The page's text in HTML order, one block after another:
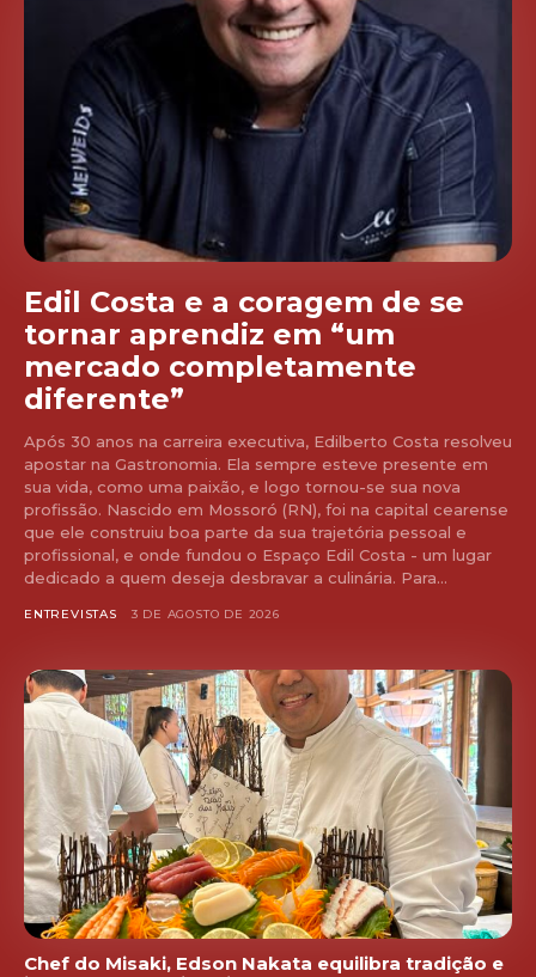
Edil Costa e a coragem de se
tornar aprendiz em “um
mercado completamente
diferente”
Após 30 anos na carreira executiva, Edilberto Costa resolveu
apostar na Gastronomia. Ela sempre esteve presente em
sua vida, como uma paixão, e logo tornou-se sua nova
profissão. Nascido em Mossoró (RN), foi na capital cearense
que ele construiu boa parte da sua trajetória pessoal e
profissional, e onde fundou o Espaço Edil Costa - um lugar
dedicado a quem deseja desbravar a culinária. Para...
ENTREVISTAS 3 DE AGOSTO DE 2026
Chef do Misaki, Edson Nakata equilibra tradição e